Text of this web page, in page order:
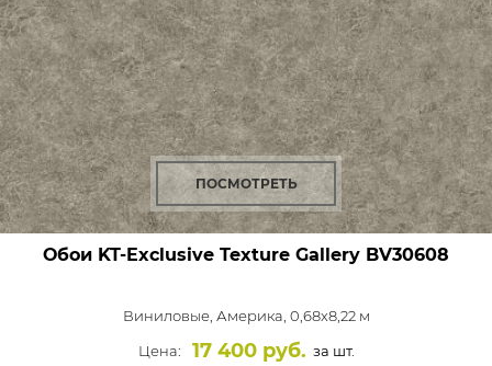
ПОСМОТРЕТЬ
Обои KT-Exclusive Texture Gallery BV30608
Виниловые, Америка, 0,68x8,22 м
Цена:
17 400 руб. за шт.